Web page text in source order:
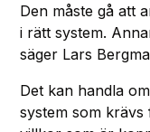
Den måste gå att
i rätt system.
säger Lars
Det kan handla
system som